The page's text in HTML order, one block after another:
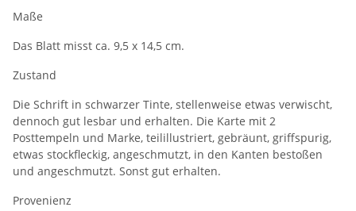
Maße
Das Blatt misst ca. 9,5 x 14,5 cm.
Zustand
Die Schrift in schwarzer Tinte, stellenweise etwas verwischt,
dennoch gut lesbar und erhalten. Die Karte mit 2
Posttempeln und Marke, teilillustriert, gebräunt, griffspurig,
etwas stockfleckig, angeschmutzt, in den Kanten bestoßen
und angeschmutzt. Sonst gut erhalten.
Provenienz